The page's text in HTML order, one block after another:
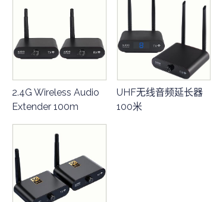
2.4G Wireless Audio
Extender 100m
UHF无线音频延长器
100米